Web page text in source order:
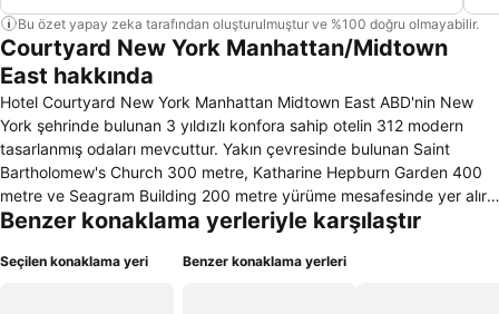
Bu özet yapay zeka tarafından oluşturulmuştur ve %100 doğru olmayabilir.
Courtyard New York Manhattan/Midtown
East hakkında
Hotel Courtyard New York Manhattan Midtown East ABD'nin New
York şehrinde bulunan 3 yıldızlı konfora sahip otelin 312 modern
tasarlanmış odaları mevcuttur. Yakın çevresinde bulunan Saint
Bartholomew's Church 300 metre, Katharine Hepburn Garden 400
metre ve Seagram Building 200 metre yürüme mesafesinde yer alır.
Hotel Courtyard New York Manhattan Midtown East 24 saat açık
mevcuttur. Kablosuz internet erişimi odalarda ve otel genelinde
Benzer konaklama yerleriyle karşılaştır
Seçilen konaklama yeri Benzer konaklama yerleri